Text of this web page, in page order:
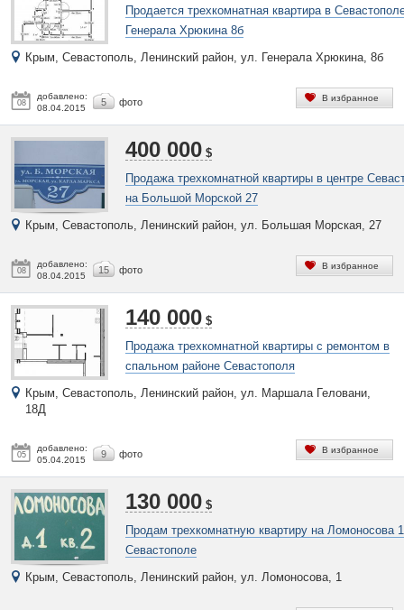
08
добавлено:
08.04.2015
5 фото
Продается трехкомнатная квартира в
Генерала Хрюкина 8б
Крым, Севастополь, Ленинский район, ул. Генерала Хрюкина, 8б
В избранное
08
добавлено:
08.04.2015
15 фото
400 000 $
Продажа трехкомнатной квартиры в центре
на Большой Морской 27
Крым, Севастополь, Ленинский район, ул. Большая Морская, 27
В избранное
05
добавлено:
05.04.2015
9 фото
140 000 $
Продажа трехкомнатной квартиры с ремонтом в
спальном районе Севастополя
Крым, Севастополь, Ленинский район, ул. Маршала Геловани,
18Д
В избранное
130 000 $
Продам трехкомнатную квартиру на Ломоносова
Севастополе
Крым, Севастополь, Ленинский район, ул. Ломоносова, 1